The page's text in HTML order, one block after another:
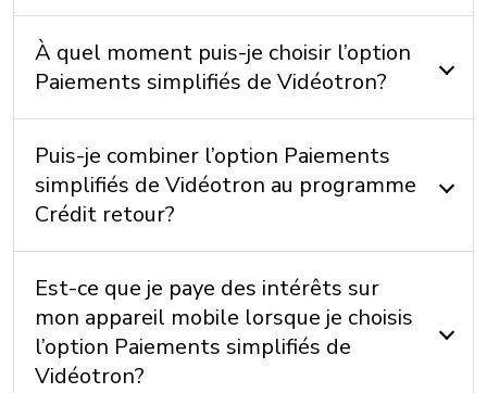
À quel moment puis-je choisir l’option
Paiements simplifiés de Vidéotron?
Puis-je combiner l’option Paiements
simplifiés de Vidéotron au programme
Crédit retour?
Est-ce que je paye des intérêts sur
mon appareil mobile lorsque je choisis
l’option Paiements simplifiés de
Vidéotron?